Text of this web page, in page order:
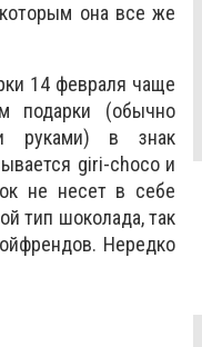
она все же
14 февраля чаще
подарки (обычно
руками) в знак
giri-choco и
не несет в себе
тип шоколада, так
Нередко